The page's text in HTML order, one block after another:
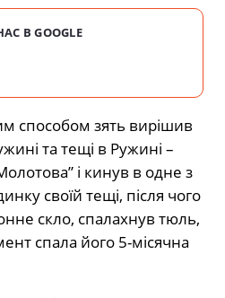
В GOOGLE
способом зять вирішив
та тещі в Ружині –
і кинув в одне з
своїй тещі, після чого
скло, спалахнув тюль,
спала його 5-місячна